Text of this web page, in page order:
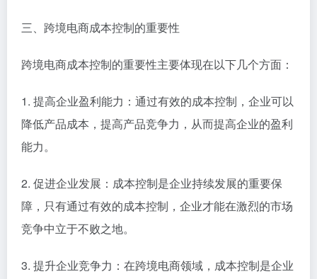
三、跨境电商成本控制的重要性
跨境电商成本控制的重要性主要体现在以下几个方面：
1. 提高企业盈利能力：通过有效的成本控制，企业可以
降低产品成本，提高产品竞争力，从而提高企业的盈利
能力。
2. 促进企业发展：成本控制是企业持续发展的重要保
障，只有通过有效的成本控制，企业才能在激烈的市场
竞争中立于不败之地。
3. 提升企业竞争力：在跨境电商领域，成本控制是企业